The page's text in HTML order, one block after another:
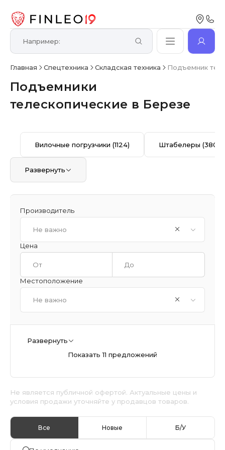
Главная Спецтехника Складская техника Подъемник
Подъемники
телескопические в Березе
Вилочные погрузчики(1124) Штабелеры(380)
Развернуть
Производитель
Не важно
Цена
Местоположение
Не важно
Развернуть
Показать 11 предложений
Не является публичной офертой. Актуальные цены и
условия продажи уточняйте у продавцов товаров.
Все Новые Б/У